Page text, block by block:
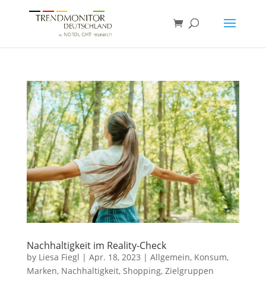
Nachhaltigkeit im Reality-Check
by Liesa Fiegl | Apr. 18, 2023 | Allgemein, Konsum,
Marken, Nachhaltigkeit, Shopping, Zielgruppen